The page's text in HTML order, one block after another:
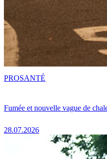
Fumée et nouvelle vague de
28.07.2026
PROSANTÉ